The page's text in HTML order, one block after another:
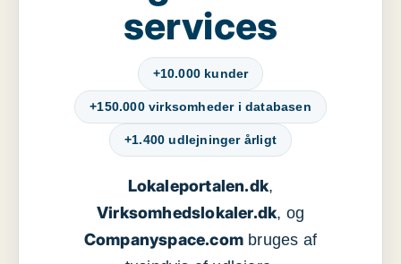
services
+10.000 kunder
+150.000 virksomheder i databasen
+1.400 udlejninger årligt
Lokaleportalen.dk,
Virksomhedslokaler.dk, og
Companyspace.com bruges af